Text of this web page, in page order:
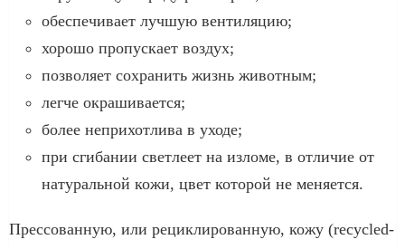
обеспечивает лучшую вентиляцию;
хорошо пропускает воздух;
позволяет сохранить жизнь животным;
легче окрашивается;
более неприхотлива в уходе;
при сгибании светлеет на изломе, в отличие от
натуральной кожи, цвет которой не меняется.
Прессованную, или рециклированную, кожу (recycled-